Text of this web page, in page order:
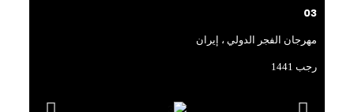
03
مهرجان الفجر الدولي ، إيران
رجب 1441